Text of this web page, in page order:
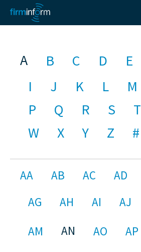
A B C D E
I
J K L M
P
Q R S T
W
X Y Z #
AA AB AC AD
AG
AH AI AJ
AM
AN AO AP